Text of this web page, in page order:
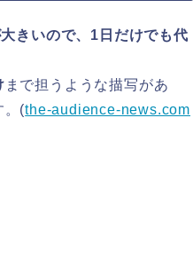
きいので、1日だけでも代
まで担うような描写があ
。(the-audience-news.com